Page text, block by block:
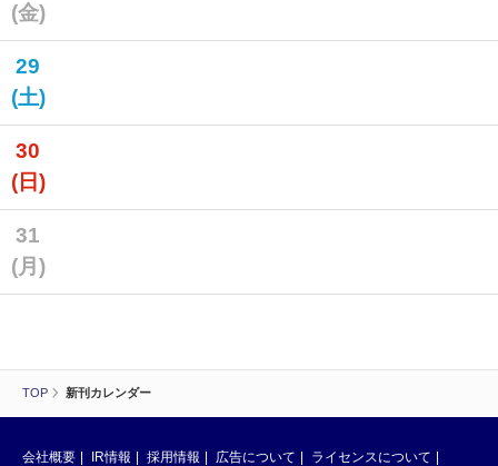
TOP 新刊カレンダー
(金)
29
(土)
30
(日)
31
(月)
会社概要 IR情報 採用情報 広告について
ライセンスについて